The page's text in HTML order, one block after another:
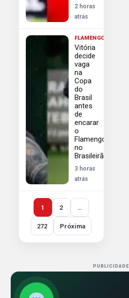
2 horas
atrás
FLAMENGO
Vitória
decide
vaga
na
Copa
do
Brasil
antes
de
encarar
o
Flamengo
no
Brasileirão
3 horas
atrás
1 2 …
272 Próxima
PUBLICIDADE